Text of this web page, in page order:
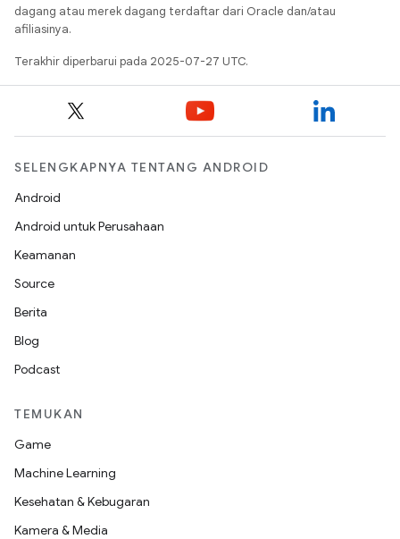
dagang atau merek dagang terdaftar dari Oracle dan/atau
afiliasinya.
Terakhir diperbarui pada 2025-07-27 UTC.
SELENGKAPNYA TENTANG ANDROID
Android
Android untuk Perusahaan
Keamanan
Source
Berita
Blog
Podcast
TEMUKAN
Game
Machine Learning
Kesehatan & Kebugaran
Kamera & Media